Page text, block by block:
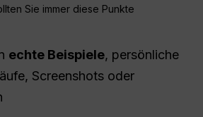
Sie immer diese Punkte
echte Beispiele, persönliche
Screenshots oder